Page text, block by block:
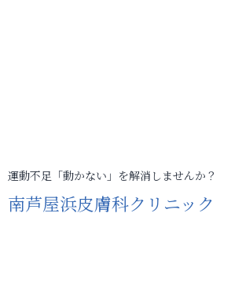
運動不足「動かない」を解消しませんか？
南芦屋浜皮膚科クリニック